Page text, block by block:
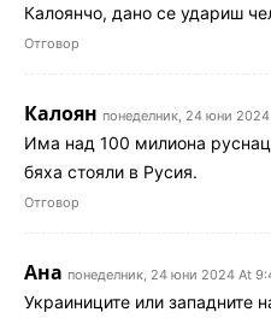
Калоянчо, дано се удариш
Отговор
Калоян понеделник, 24 юни
Има над 100 милиона
бяха стояли в Русия.
Отговор
Ана понеделник, 24 юни 2024 At
Украиниците или западните